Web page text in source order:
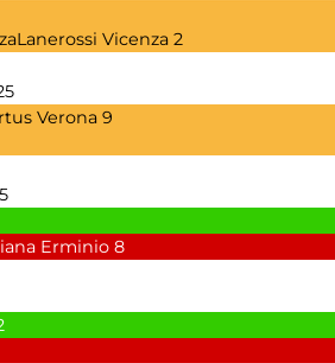
Lanerossi Vicenza 2
Verona 9
Erminio 8